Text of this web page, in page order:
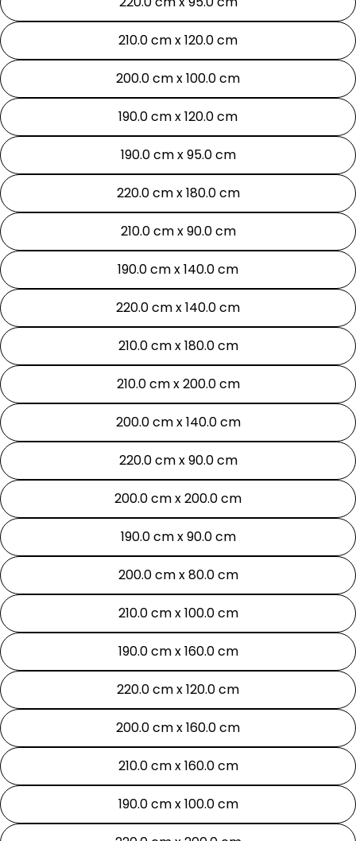
210.0 cm x 120.0 cm
200.0 cm x 100.0 cm
190.0 cm x 120.0 cm
190.0 cm x 95.0 cm
220.0 cm x 180.0 cm
210.0 cm x 90.0 cm
190.0 cm x 140.0 cm
220.0 cm x 140.0 cm
210.0 cm x 180.0 cm
210.0 cm x 200.0 cm
200.0 cm x 140.0 cm
220.0 cm x 90.0 cm
200.0 cm x 200.0 cm
190.0 cm x 90.0 cm
200.0 cm x 80.0 cm
210.0 cm x 100.0 cm
190.0 cm x 160.0 cm
220.0 cm x 120.0 cm
200.0 cm x 160.0 cm
210.0 cm x 160.0 cm
190.0 cm x 100.0 cm